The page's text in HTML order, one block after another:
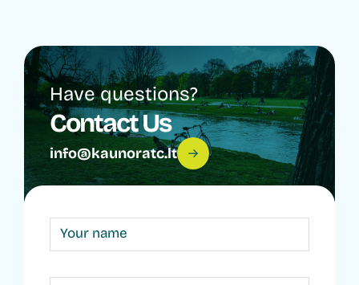
Have questions?
Contact Us
info@kaunoratc.lt